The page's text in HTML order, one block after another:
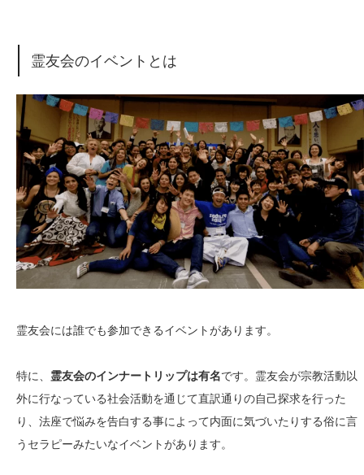
霊友会のイベントとは
霊友会には誰でも参加できるイベントがあります。
特に、 霊友会のインナートリップは有名です。霊友会が宗教活動以
外に行なっている社会活動を通じて直訳通りの自己探求を行った
り、法座で悩みを告白する事によって内面に気づいたりする俗に言
うセラピーみたいなイベントがあります。